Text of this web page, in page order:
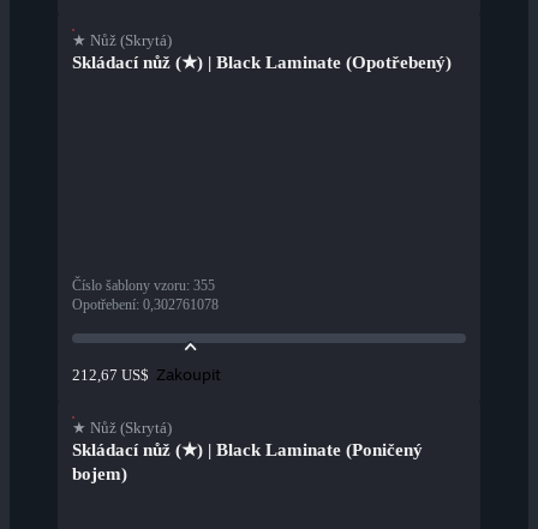
★ Nůž (Skrytá)
Skládací nůž (★) | Black Laminate (Opotřebený)
Číslo šablony vzoru: 355
Opotřebení: 0,302761078
212,67 US$ Zakoupit
★ Nůž (Skrytá)
Skládací nůž (★) | Black Laminate (Poničený
bojem)